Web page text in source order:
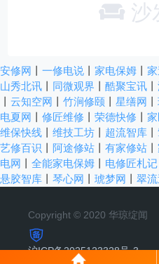
沙
安修网 一修电说 家电保姆
山秀北讯
同微观界 酷聚宝讯
云知空网 竹涧修颐 星缮网
电夏网
修匠维修 荣德快修
维保快线
维技工坊 超流智库
艺修百识
阿途修站 有家修站
电网
全能家电保姆 电修匠札记
悬胶智库
琴心网 琥梦网 翠
Copyright © 2020 华琼绽闻
沪ICP备2025123328号-3